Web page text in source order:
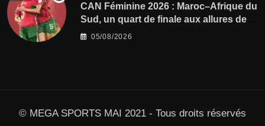
CAN Féminine 2026 : Maroc–Afrique du
Sud, un quart de finale aux allures de
finale
05/08/2026
© MEGA SPORTS MAI 2021 - Tous droits réservés